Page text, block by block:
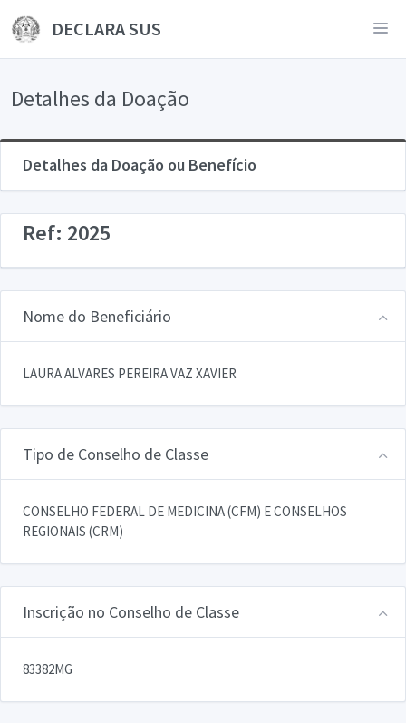
DECLARA SUS
Detalhes da Doação
Detalhes da Doação ou Benefício
Ref: 2025
Nome do Beneficiário
LAURA ALVARES PEREIRA VAZ XAVIER
Tipo de Conselho de Classe
CONSELHO FEDERAL DE MEDICINA (CFM) E CONSELHOS
REGIONAIS (CRM)
Inscrição no Conselho de Classe
83382MG